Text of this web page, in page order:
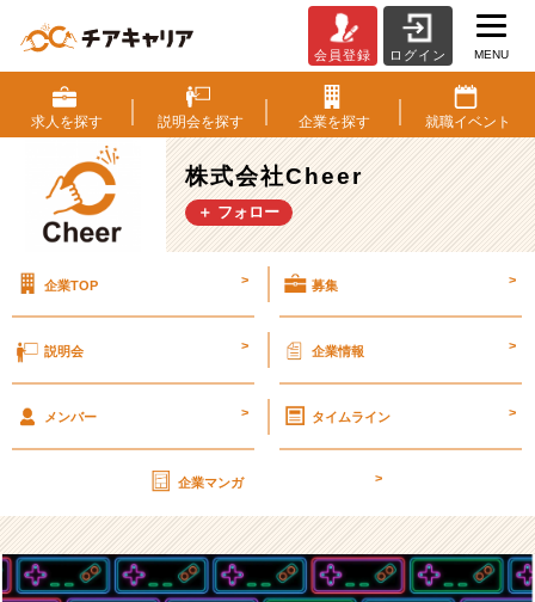
画
編
集
者
体
験
映
集
に
触
る
チ
会員登録 ログイン MENU
求人を探す 説明会を探す 企業を探す 就職イベント
株式会社Cheer
＋ フォロー
企業TOP > 募集 >
説明会 > 企業情報 >
メンバー > タイムライン >
企業マンガ >